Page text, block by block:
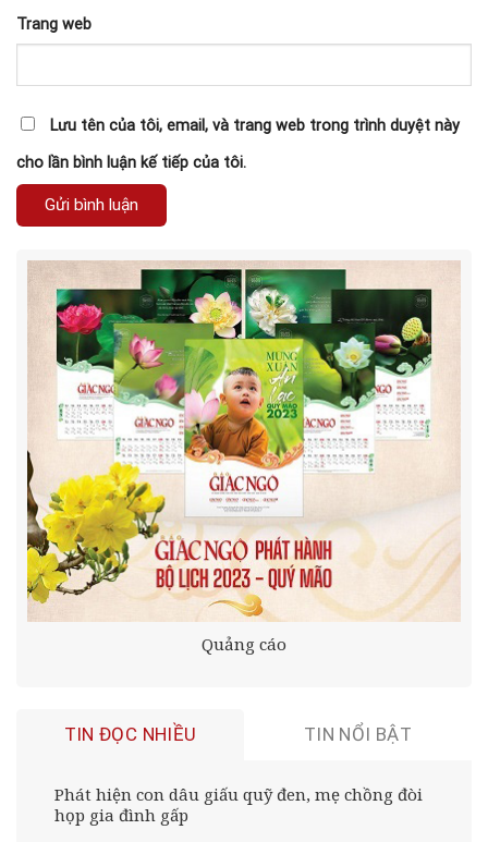
Trang web
Lưu tên của tôi, email, và trang web trong trình duyệt này
cho lần bình luận kế tiếp của tôi.
Quảng cáo
TIN ĐỌC NHIỀU TIN NỔI BẬT
Phát hiện con dâu giấu quỹ đen, mẹ chồng đòi
họp gia đình gấp